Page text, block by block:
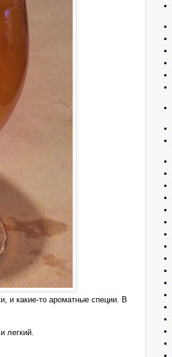
и какие-то ароматные специи. В
легкий.